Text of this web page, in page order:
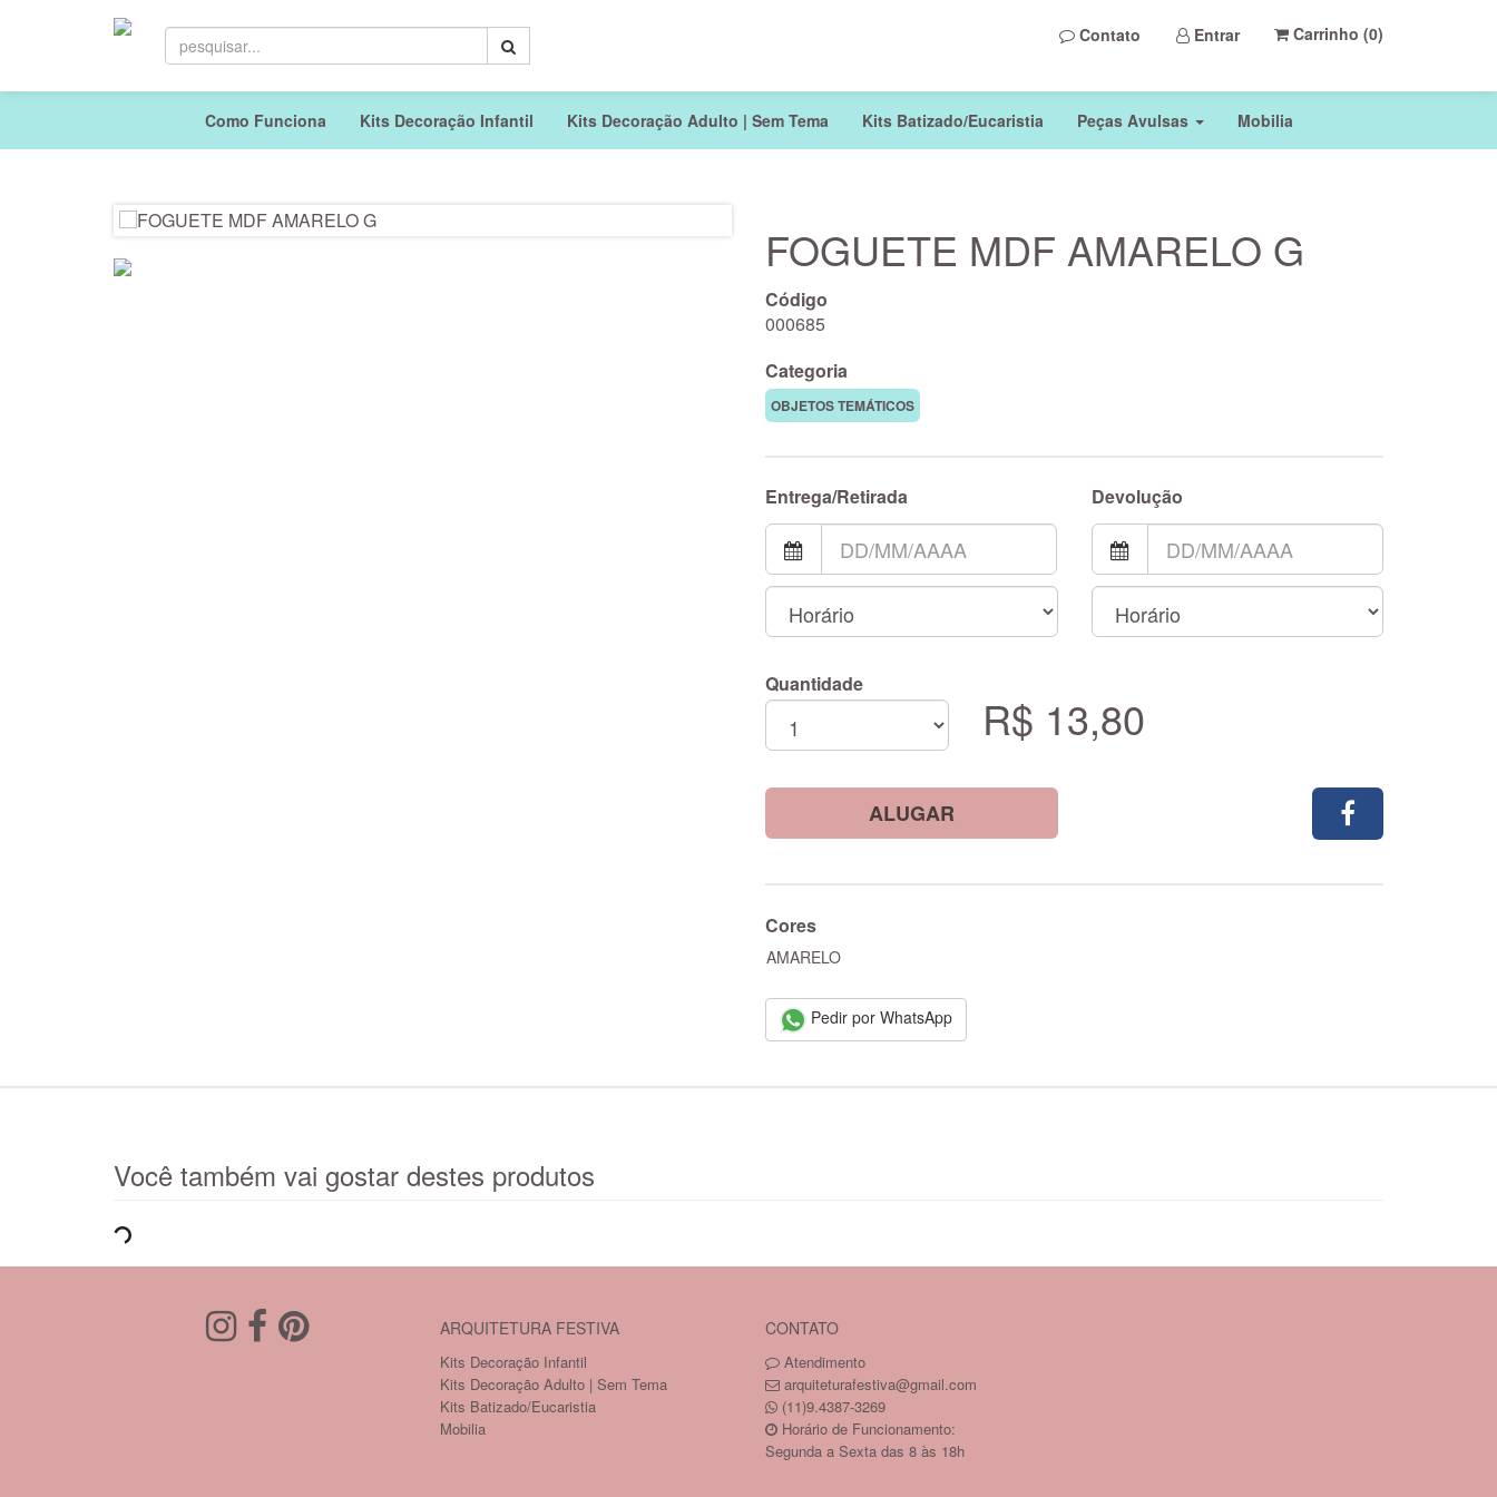
Contato Entrar Carrinho (0)
Como Funciona Kits Decoração Infantil Kits Decoração Adulto | Sem Tema Kits Batizado/Eucaristia Peças Avulsas Mobilia
FOGUETE MDF AMARELO G
Código
000685
Categoria
OBJETOS TEMÁTICOS
Entrega/Retirada Devolução
Quantidade
R$ 13,80
ALUGAR
Cores
AMARELO
Pedir por WhatsApp
Você também vai gostar destes produtos
ARQUITETURA FESTIVA
Kits Decoração Infantil
Kits Decoração Adulto | Sem Tema
Kits Batizado/Eucaristia
Mobilia
CONTATO
Atendimento
arquiteturafestiva@gmail.com
(11)9.4387-3269
Horário de Funcionamento:
Segunda a Sexta das 8 às 18h